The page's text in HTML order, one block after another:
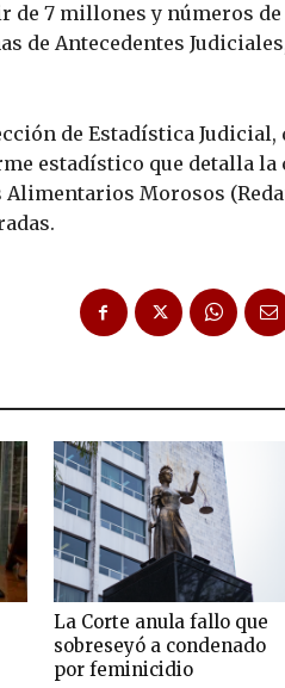
de 7 millones y números de
de Antecedentes
de Estadística Judicial,
estadístico que detalla la
Morosos
La Corte anula fallo que
sobreseyó a condenado
por feminicidio